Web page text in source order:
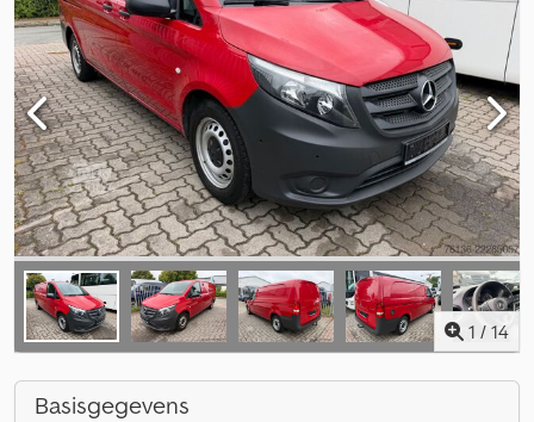
1 / 14
Basisgegevens